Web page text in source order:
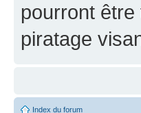
pourront
piratage
Index du forum